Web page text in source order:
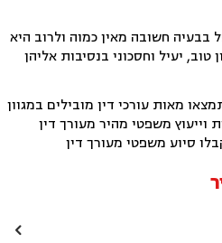
בבעיה חשובה מאין כמוה ולרוב היא
יעיל וחסכוני בנסיבות אליהן
מאות עורכי דין מובילים במגוון
וייעוץ משפטי מהיר מעורך דין
סיוע משפטי מעורך דין
